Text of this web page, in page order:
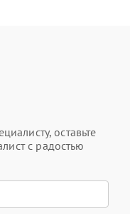
оставьте
с радостью